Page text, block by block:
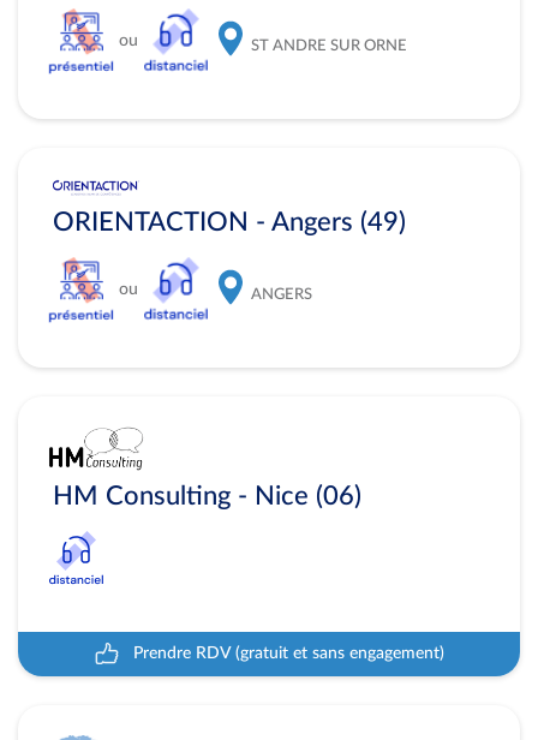
ou ST ANDRE SUR ORNE
ORIENTACTION - Angers (49)
ou ANGERS
HM Consulting - Nice (06)
Prendre RDV (gratuit et sans engagement)